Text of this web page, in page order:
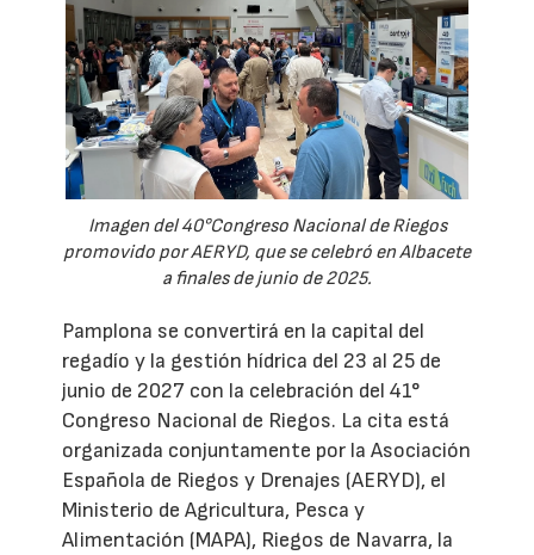
Imagen del 40°Congreso Nacional de Riegos
promovido por AERYD, que se celebró en Albacete
a finales de junio de 2025.
Pamplona se convertirá en la capital del
regadío y la gestión hídrica del 23 al 25 de
junio de 2027 con la celebración del 41°
Congreso Nacional de Riegos. La cita está
organizada conjuntamente por la Asociación
Española de Riegos y Drenajes (AERYD), el
Ministerio de Agricultura, Pesca y
Alimentación (MAPA), Riegos de Navarra, la